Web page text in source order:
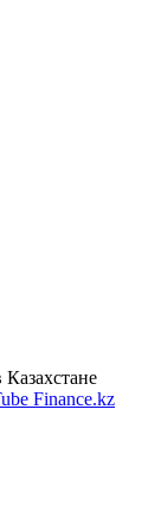
Finance.kz